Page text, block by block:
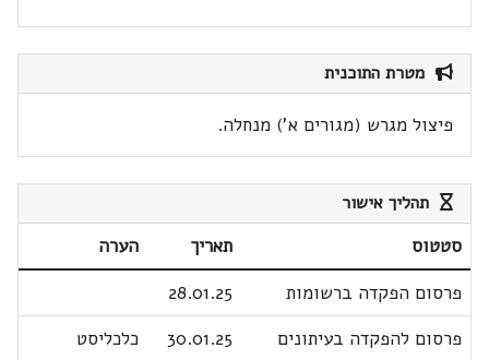
מטרת התוכנית
פיצול מגרש (מגורים א') מנחלה.
תהליך אישור
סטטוס תאריך
הערה
פרסום הפקדה ברשומות
28.01.25
פרסום להפקדה בעיתונים
30.01.25
כלכליסט